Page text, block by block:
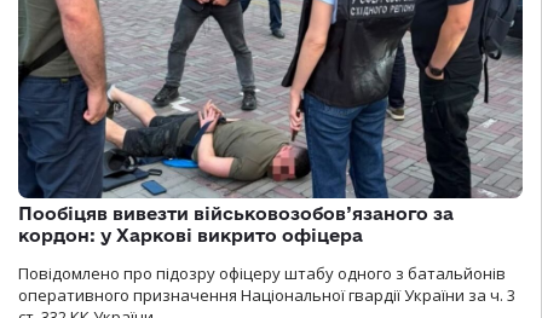
Пообіцяв вивезти військовозобов’язаного за
кордон: у Харкові викрито офіцера
Повідомлено про підозру офіцеру штабу одного з батальйонів
оперативного призначення Національної гвардії України за ч. 3